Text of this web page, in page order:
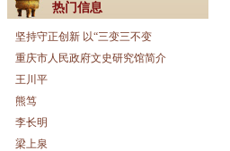
热门信息
坚持守正创新 以“三变三不变
重庆市人民政府文史研究馆简介
王川平
熊笃
李长明
梁上泉